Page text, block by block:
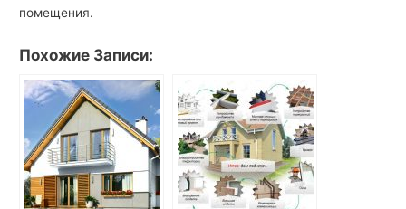
помещения.
Похожие Записи: